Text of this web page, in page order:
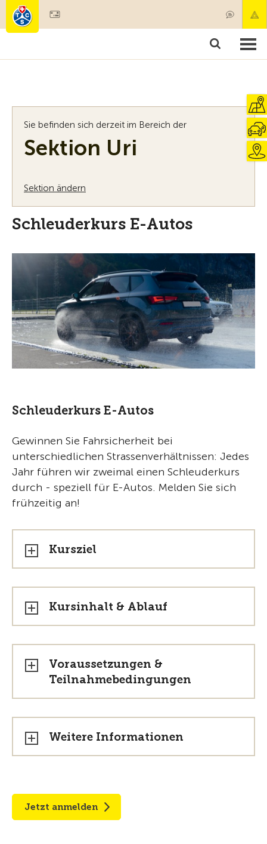
Mitgliedschaft & Leistungen
Sie befinden sich derzeit im Bereich der
Sektion Uri
Sektion ändern
Schleuderkurs E-Autos
Schleuderkurs E-Autos
Gewinnen Sie Fahrsicherheit bei
unterschiedlichen Strassenverhältnissen: Jedes
Jahr führen wir zweimal einen Schleuderkurs
durch - speziell für E-Autos. Melden Sie sich
frühzeitig an!
Kursziel
Kursinhalt & Ablauf
Voraussetzungen &
Teilnahmebedingungen
Weitere Informationen
Jetzt anmelden